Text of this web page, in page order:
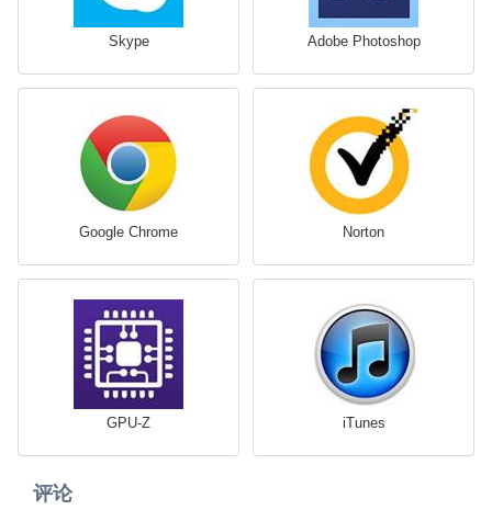
Skype Adobe Photoshop
Google Chrome Norton
GPU-Z iTunes
评论